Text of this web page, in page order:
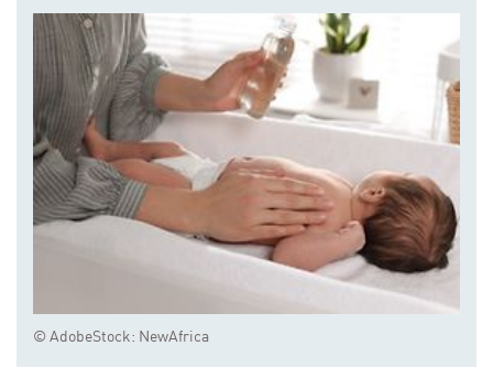
© AdobeStock: NewAfrica